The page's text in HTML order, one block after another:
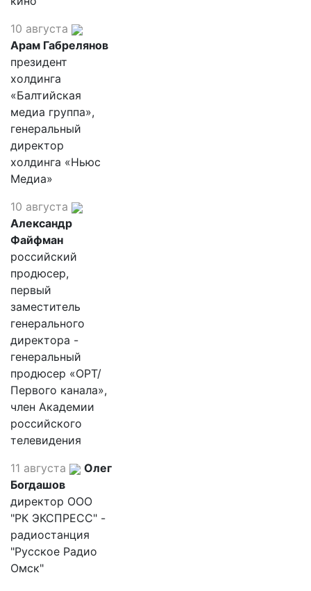
10 августа
Арам Габрелянов
президент
холдинга
«Балтийская
медиа группа»,
генеральный
директор
холдинга «Ньюс
Медиа»
10 августа
Александр
Файфман
российский
продюсер,
первый
заместитель
генерального
директора -
генеральный
продюсер «ОРТ/
Первого канала»,
член Академии
российского
телевидения
11 августа
Олег
Богдашов
директор ООО
"РК ЭКСПРЕСС" -
радиостанция
"Русское Радио
Омск"